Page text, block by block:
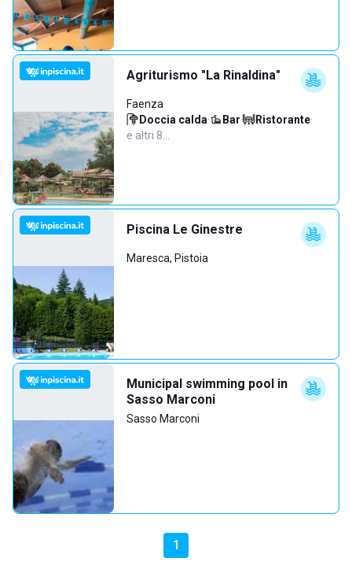
Agriturismo "La Rinaldina"
Faenza
Doccia calda· Bar· Ristorante·
e altri 8…
Piscina Le Ginestre
Maresca, Pistoia
Municipal swimming pool in
Sasso Marconi
Sasso Marconi
1